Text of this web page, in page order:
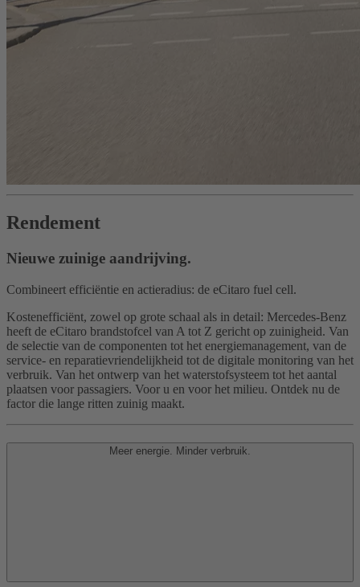
Rendement
Nieuwe zuinige aandrijving.
Combineert efficiëntie en actieradius: de eCitaro fuel cell.
Kostenefficiënt, zowel op grote schaal als in detail: Mercedes-Benz
heeft de eCitaro brandstofcel van A tot Z gericht op zuinigheid. Van
de selectie van de componenten tot het energiemanagement, van de
service- en reparatievriendelijkheid tot de digitale monitoring van het
verbruik. Van het ontwerp van het waterstofsysteem tot het aantal
plaatsen voor passagiers. Voor u en voor het milieu. Ontdek nu de
factor die lange ritten zuinig maakt.
Meer energie. Minder verbruik.